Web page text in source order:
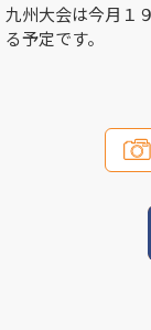
九州大会は今月１
る予定です。